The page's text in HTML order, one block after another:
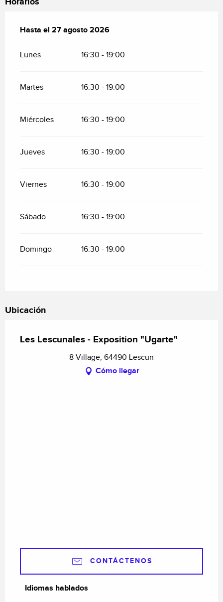
Del6 agosto 2026 al27 agosto 2026
Hasta el 27 agosto 2026
Lunes 16:30 - 19:00
Martes 16:30 - 19:00
Miércoles 16:30 - 19:00
Jueves 16:30 - 19:00
Viernes 16:30 - 19:00
Sábado 16:30 - 19:00
Domingo 16:30 - 19:00
Ubicación
Les Lescunales - Exposition "Ugarte"
8 Village, 64490 Lescun
Cómo llegar
CONTÁCTENOS
Idiomas hablados
Idiomas hablados